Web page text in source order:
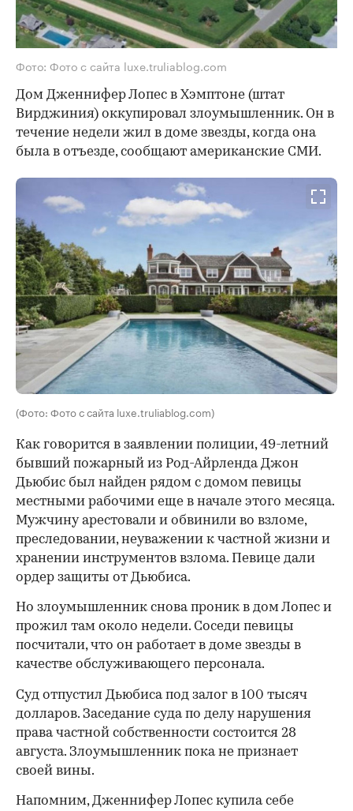
Фото: Фото с сайта luxe.truliablog.com
Дом Дженнифер Лопес в Хэмптоне (штат
Вирджиния) оккупировал злоумышленник. Он в
течение недели жил в доме звезды, когда она
была в отъезде, сообщают американские СМИ.
(Фото: Фото с сайта luxe.truliablog.com)
Как говорится в заявлении полиции, 49-летний
бывший пожарный из Род-Айрленда Джон
Дьюбис был найден рядом с домом певицы
местными рабочими еще в начале этого месяца.
Мужчину арестовали и обвинили во взломе,
преследовании, неуважении к частной жизни и
хранении инструментов взлома. Певице дали
ордер защиты от Дьюбиса.
Но злоумышленник снова проник в дом Лопес и
прожил там около недели. Соседи певицы
посчитали, что он работает в доме звезды в
качестве обслуживающего персонала.
Суд отпустил Дьюбиса под залог в 100 тысяч
долларов. Заседание суда по делу нарушения
права частной собственности состоится 28
августа. Злоумышленник пока не признает
своей вины.
Напомним, Дженнифер Лопес купила себе